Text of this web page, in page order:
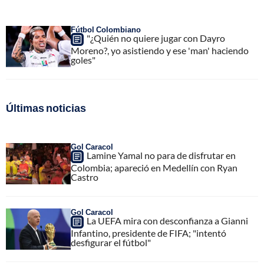
Fútbol Colombiano
"¿Quién no quiere jugar con Dayro
Moreno?, yo asistiendo y ese 'man' haciendo
goles"
Últimas noticias
Gol Caracol
Lamine Yamal no para de disfrutar en
Colombia; apareció en Medellín con Ryan
Castro
Gol Caracol
La UEFA mira con desconfianza a Gianni
Infantino, presidente de FIFA; "intentó
desfigurar el fútbol"